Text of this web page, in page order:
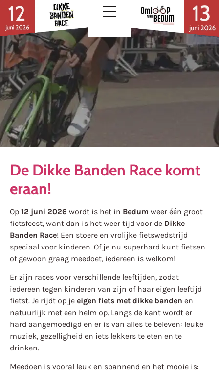
De Dikke Banden Race komt
eraan!
Op 12 juni 2026 wordt is het in Bedum weer één groot
fietsfeest, want dan is het weer tijd voor de Dikke
Banden Race! Een stoere en vrolijke fietswedstrijd
speciaal voor kinderen. Of je nu superhard kunt fietsen
of gewoon graag meedoet, iedereen is welkom!
Er zijn races voor verschillende leeftijden, zodat
iedereen tegen kinderen van zijn of haar eigen leeftijd
fietst. Je rijdt op je eigen fiets met dikke banden en
natuurlijk met een helm op. Langs de kant wordt er
hard aangemoedigd en er is van alles te beleven: leuke
muziek, gezelligheid en iets lekkers te eten en te
drinken.
Meedoen is vooral leuk en spannend en het mooie is: